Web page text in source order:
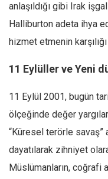
anlaşıldığı gibi Irak
Halliburton adeta ihya
hizmet etmenin
11 Eylüller ve Yeni
11 Eylül 2001, bugün
ölçeğinde değer
“Küresel terörle savaş”
dayatılarak zihniyet
Müslümanların, coğrafi